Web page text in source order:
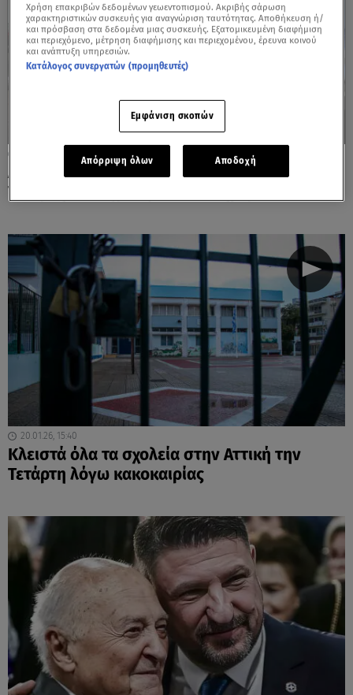
Ανοιχτά τα σχολεία στην Αττική την
Τετάρτη - Τι ισχύει για το ολοήμερο
20.01.26, 15:40
Κλειστά όλα τα σχολεία στην Αττική την
Τετάρτη λόγω κακοκαιρίας
Χρήση επακριβών δεδομένων γεωεντοπισμού. Ακριβής σάρωση
χαρακτηριστικών συσκευής για αναγνώριση ταυτότητας. Αποθήκευση ή/
και πρόσβαση στα δεδομένα μιας συσκευής. Εξατομικευμένη διαφήμιση
και περιεχόμενο, μέτρηση διαφήμισης και περιεχομένου, έρευνα κοινού
και ανάπτυξη υπηρεσιών.
Κατάλογος συνεργατών (προμηθευτές)
Εμφάνιση σκοπών
Απόρριψη όλων Αποδοχή